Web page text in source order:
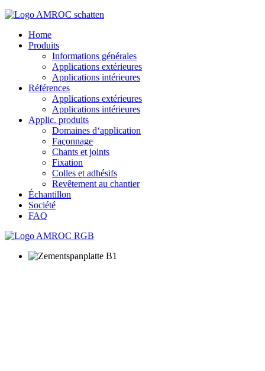
Home
Produits
Informations générales
Applications extérieures
Applications intérieures
Références
Applications extérieures
Applications intérieures
Applic. produits
Domaines d‘application
Façonnage
Chants et joints
Fixation
Colles et adhésifs
Revêtement au chantier
Échantillon
Société
FAQ